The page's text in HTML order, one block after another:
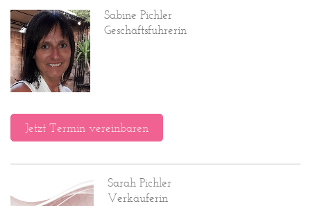
Sabine Pichler
Geschäftsführerin
Jetzt Termin vereinbaren
Sarah Pichler
Verkäuferin